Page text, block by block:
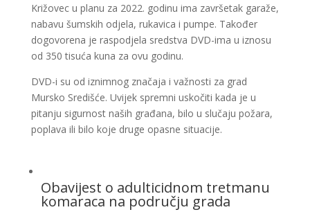
Križovec u planu za 2022. godinu ima završetak garaže,
nabavu šumskih odjela, rukavica i pumpe. Također
dogovorena je raspodjela sredstva DVD-ima u iznosu
od 350 tisuća kuna za ovu godinu.
DVD-i su od iznimnog značaja i važnosti za grad
Mursko Središće. Uvijek spremni uskočiti kada je u
pitanju sigurnost naših građana, bilo u slučaju požara,
poplava ili bilo koje druge opasne situacije.
Obavijest o adulticidnom tretmanu
komaraca na području grada